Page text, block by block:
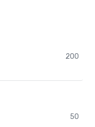
200
50